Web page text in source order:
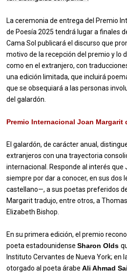
La ceremonia de entrega del Premio
de Poesía 2025 tendrá lugar a finales
Cama Sol publicará el discurso que
motivo de la recepción del premio y lo
como en el extranjero, con
una edición limitada, que incluirá
que se obsequiará a las personas
del galardón.
Premio Internacional Joan Margarit
El galardón, de carácter anual,
extranjeros con una trayectoria
internacional. Responde al interés
siempre por dar a conocer, en sus dos
castellano—, a sus poetas preferidos
Margarit tradujo, entre otros, a
Elizabeth Bishop.
En su primera edición, el premio
poeta estadounidenseSharon Olds
Instituto Cervantes de Nueva York; en
otorgado al poeta árabeAli Ahmad